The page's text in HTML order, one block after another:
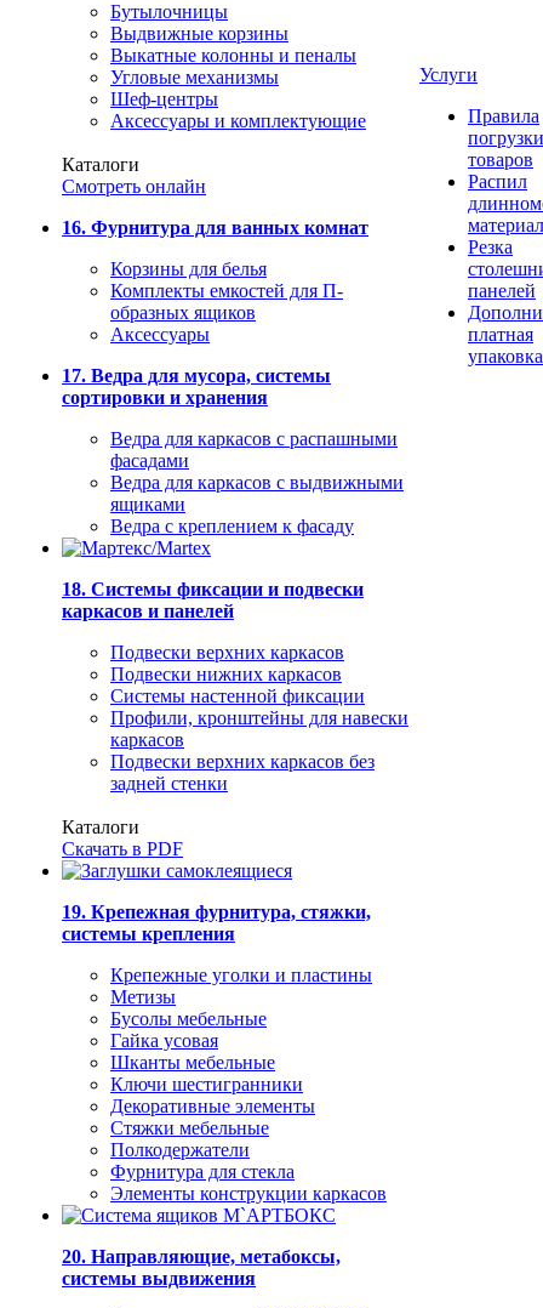
Бутылочницы
Выдвижные корзины
Выкатные колонны и пеналы
Угловые механизмы
Шеф-центры
Аксессуары и комплектующие
Каталоги
Смотреть онлайн
16. Фурнитура для ванных комнат
Корзины для белья
Комплекты емкостей для П-
образных ящиков
Аксессуары
17. Ведра для мусора, системы
сортировки и хранения
Ведра для каркасов с распашными
фасадами
Ведра для каркасов с выдвижными
ящиками
Ведра с креплением к фасаду
18. Системы фиксации и подвески
каркасов и панелей
Подвески верхних каркасов
Подвески нижних каркасов
Системы настенной фиксации
Профили, кронштейны для навески
каркасов
Подвески верхних каркасов без
задней стенки
Каталоги
Скачать в PDF
19. Крепежная фурнитура, стяжки,
системы крепления
Крепежные уголки и пластины
Метизы
Бусолы мебельные
Гайка усовая
Шканты мебельные
Ключи шестигранники
Декоративные элементы
Стяжки мебельные
Полкодержатели
Фурнитура для стекла
Элементы конструкции каркасов
20. Направляющие, метабоксы,
системы выдвижения
Услуги
Правила
погрузки
товаров
Распил
Резка
панелей
платная
упаковка